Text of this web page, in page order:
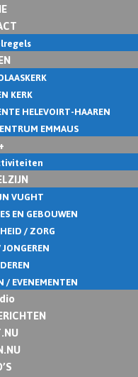
KERK
HELEVOIRT-HAAREN
EMMAUS
VUGHT
EN GEBOUWEN
/ ZORG
/ EVENEMENTEN